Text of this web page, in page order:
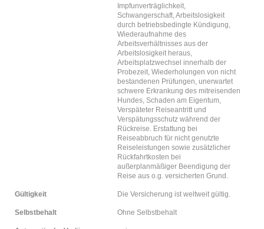
Impfunverträglichkeit,
Schwangerschaft, Arbeitslosigkeit
durch betriebsbedingte Kündigung,
Wiederaufnahme des
Arbeitsverhältnisses aus der
Arbeitslosigkeit heraus,
Arbeitsplatzwechsel innerhalb der
Probezeit, Wiederholungen von nicht
bestandenen Prüfungen, unerwartet
schwere Erkrankung des mitreisenden
Hundes, Schaden am Eigentum,
Verspäteter Reiseantritt und
Verspätungsschutz während der
Rückreise. Erstattung bei
Reiseabbruch für nicht genutzte
Reiseleistungen sowie zusätzlicher
Rückfahrtkosten bei
außerplanmäßiger Beendigung der
Reise aus o.g. versicherten Grund.
Gültigkeit Die Versicherung ist weltweit gültig.
Selbstbehalt Ohne Selbstbehalt